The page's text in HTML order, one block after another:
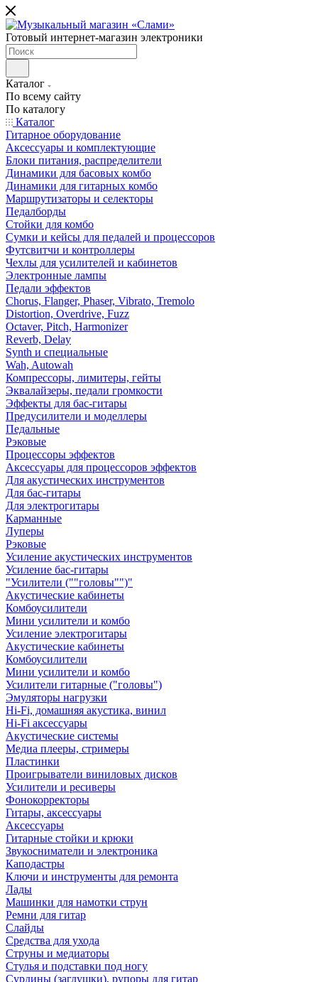
Готовый интернет-магазин электроники
Каталог
По всему сайту
По каталогу
Каталог
Гитарное оборудование
Аксессуары и комплектующие
Блоки питания, распределители
Динамики для басовых комбо
Динамики для гитарных комбо
Маршрутизаторы и селекторы
Педалборды
Стойки для комбо
Сумки и кейсы для педалей и процессоров
Футсвитчи и контроллеры
Чехлы для усилителей и кабинетов
Электронные лампы
Педали эффектов
Chorus, Flanger, Phaser, Vibrato, Tremolo
Distortion, Overdrive, Fuzz
Octaver, Pitch, Harmonizer
Reverb, Delay
Synth и специальные
Wah, Autowah
Компрессоры, лимитеры, гейты
Эквалайзеры, педали громкости
Эффекты для бас-гитары
Предусилители и моделлеры
Педальные
Рэковые
Процессоры эффектов
Аксессуары для процессоров эффектов
Для акустических инструментов
Для бас-гитары
Для электрогитары
Карманные
Луперы
Рэковые
Усиление акустических инструментов
Усиление бас-гитары
"Усилители (""головы"")"
Акустические кабинеты
Комбоусилители
Мини усилители и комбо
Усиление электрогитары
Акустические кабинеты
Комбоусилители
Мини усилители и комбо
Усилители гитарные ("головы")
Эмуляторы нагрузки
Hi-Fi, домашняя акустика, винил
Hi-Fi аксессуары
Акустические системы
Медиа плееры, стримеры
Пластинки
Проигрыватели виниловых дисков
Усилители и ресиверы
Фонокорректоры
Гитары, аксессуары
Аксессуары
Гитарные стойки и крюки
Звукосниматели и электроника
Каподастры
Ключи и инструменты для ремонта
Лады
Машинки для намотки струн
Ремни для гитар
Слайды
Средства для ухода
Струны и медиаторы
Стулья и подставки под ногу
Сурдины (заглушки), рупоры для гитар